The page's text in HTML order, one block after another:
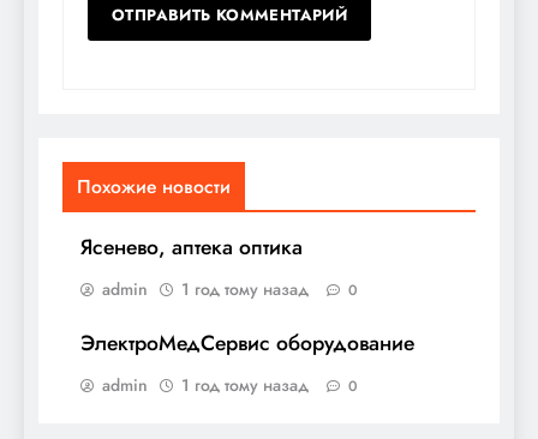
Похожие новости
Ясенево, аптека оптика
admin 1 год тому назад 0
ЭлектроМедСервис оборудование
admin 1 год тому назад 0